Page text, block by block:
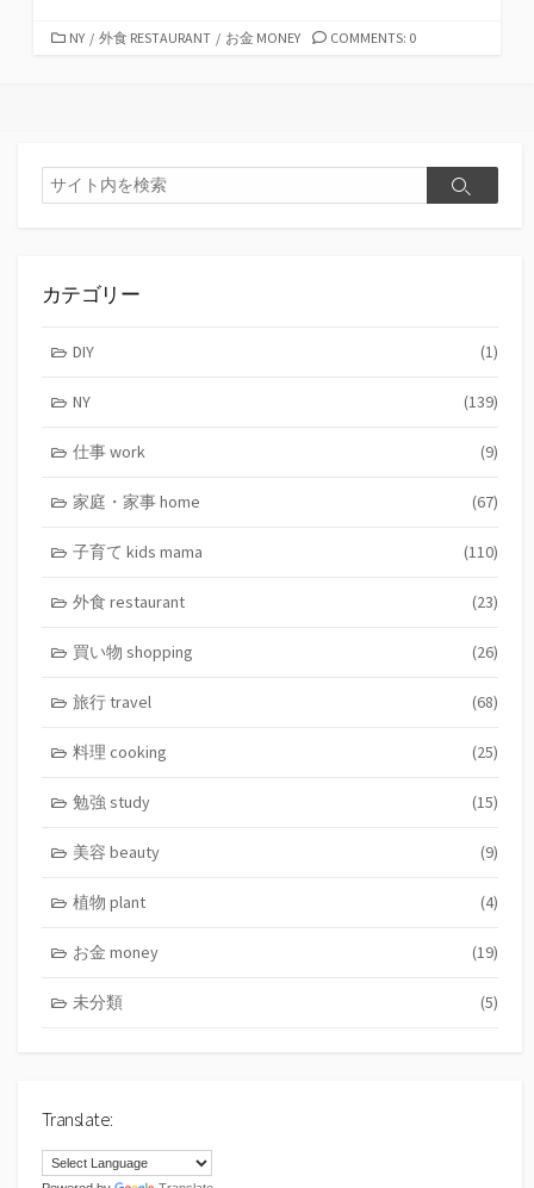
カNY / 外食 RESTAURANT / お金 MONEY COMMENTS: 0
検
索
検
カテゴリー
DIY (1)
NY (139)
仕事 work (9)
家庭・家事 home (67)
子育て kids mama (110)
外食 restaurant (23)
買い物 shopping (26)
旅行 travel (68)
料理 cooking (25)
勉強 study (15)
美容 beauty (9)
植物 plant (4)
お金 money (19)
未分類 (5)
Translate: